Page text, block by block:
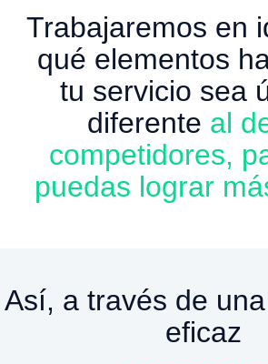
Trabajaremos en
qué elementos
tu servicio sea
diferente al
competidores,
puedas lograr
Así, a través de
eficaz